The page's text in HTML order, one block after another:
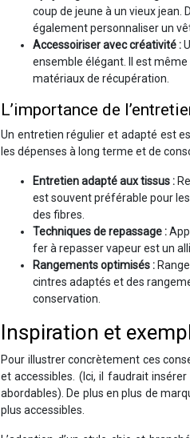
coup de jeune à un vieux jean.
également personnaliser un
Accessoiriser avec créativité :
ensemble élégant. Il est
matériaux de récupération.
L’importance de
Un entretien régulier et adapté est
les dépenses à long terme et de
Entretien adapté aux tissus :
est souvent préférable pour
des fibres.
Techniques de repassage :
fer à repasser vapeur est un
Rangements optimisés :
cintres adaptés et des
conservation.
Inspiration et
Pour illustrer concrètement ces
et accessibles. (Ici, il faudrait
abordables). De plus en plus de
plus accessibles.